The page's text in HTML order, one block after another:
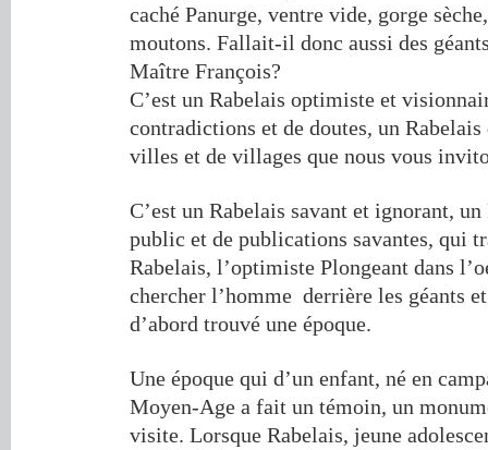
caché Panurge, ventre vide, gorge
moutons. Fallait-il donc aussi des
Maître François?
C’est un Rabelais optimiste et
contradictions et de doutes, un
villes et de villages que nous vous
C’est un Rabelais savant et ignorant,
public et de publications savantes, qui
Rabelais, l’optimiste Plongeant dans
chercher l’homme derrière les géants
d’abord trouvé une époque.
Une époque qui d’un enfant, né en
Moyen-Age a fait un témoin, un
visite. Lorsque Rabelais, jeune